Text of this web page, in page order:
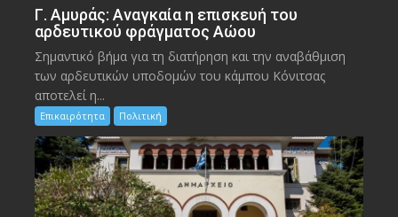
Γ. Αμυράς: Αναγκαία η επισκευή του
αρδευτικού φράγματος Αώου
Σημαντικό βήμα για τη διατήρηση και την αναβάθμιση
των αρδευτικών υποδομών του κάμπου Κόνιτσας
αποτελεί η...
Επικαιρότητα Πολιτική